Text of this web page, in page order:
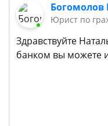
Богомолов
Юрист по
Здравствуйте
банком вы можете